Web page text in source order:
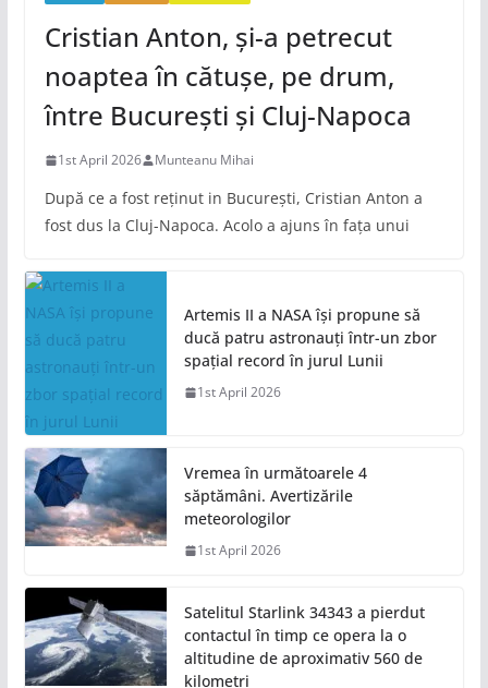
Cristian Anton, și-a petrecut
noaptea în cătușe, pe drum,
între București și Cluj-Napoca
1st April 2026 Munteanu Mihai
După ce a fost reținut in București, Cristian Anton a
fost dus la Cluj-Napoca. Acolo a ajuns în fața unui
Artemis II a NASA își propune să
ducă patru astronauți într-un zbor
spațial record în jurul Lunii
1st April 2026
Vremea în următoarele 4
săptămâni. Avertizările
meteorologilor
1st April 2026
Satelitul Starlink 34343 a pierdut
contactul în timp ce opera la o
altitudine de aproximativ 560 de
kilometri